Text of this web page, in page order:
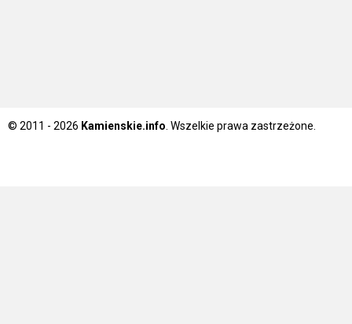
© 2011 - 2026 Kamienskie.info . Wszelkie prawa zastrzeżone.